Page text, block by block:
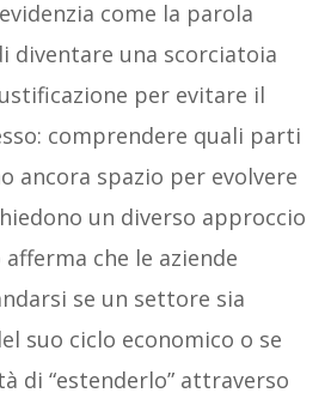
come la parola
diventare una scorciatoia
per evitare il
comprendere quali parti
ancora spazio per evolvere
un diverso approccio
che le aziende
se un settore sia
suo ciclo economico o se
di “estenderlo” attraverso